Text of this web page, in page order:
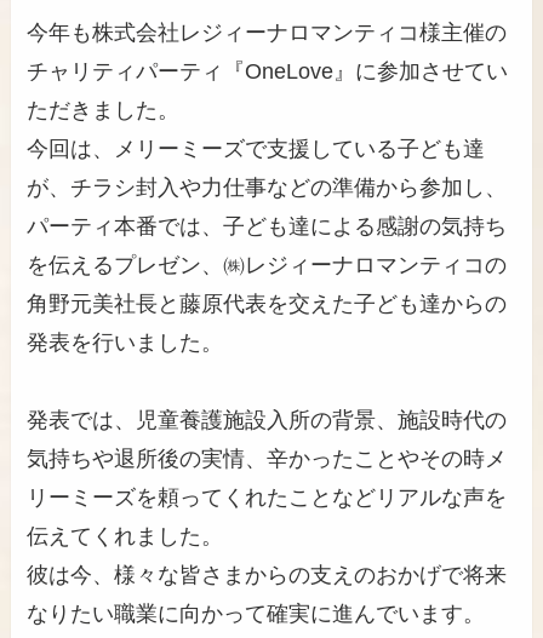
今年も株式会社レジィーナロマンティコ様主催の
チャリティパーティ『OneLove』に参加させてい
ただきました。
今回は、メリーミーズで支援している子ども達
が、チラシ封入や力仕事などの準備から参加し、
パーティ本番では、子ども達による感謝の気持ち
を伝えるプレゼン、㈱レジィーナロマンティコの
角野元美社長と藤原代表を交えた子ども達からの
発表を行いました。
発表では、児童養護施設入所の背景、施設時代の
気持ちや退所後の実情、辛かったことやその時メ
リーミーズを頼ってくれたことなどリアルな声を
伝えてくれました。
彼は今、様々な皆さまからの支えのおかげで将来
なりたい職業に向かって確実に進んでいます。